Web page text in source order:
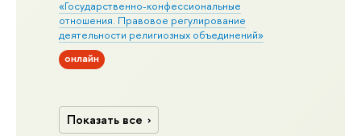
«Государственно-конфессиональные
отношения. Правовое регулирование
деятельности религиозных объединений»
онлайн
Показать все